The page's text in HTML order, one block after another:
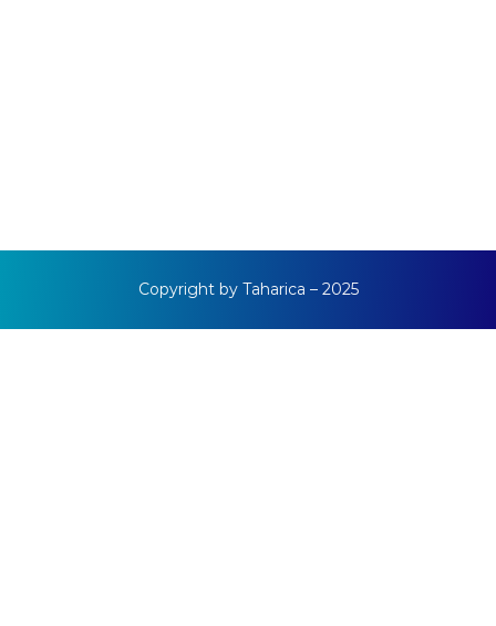
Copyright by Taharica – 2025